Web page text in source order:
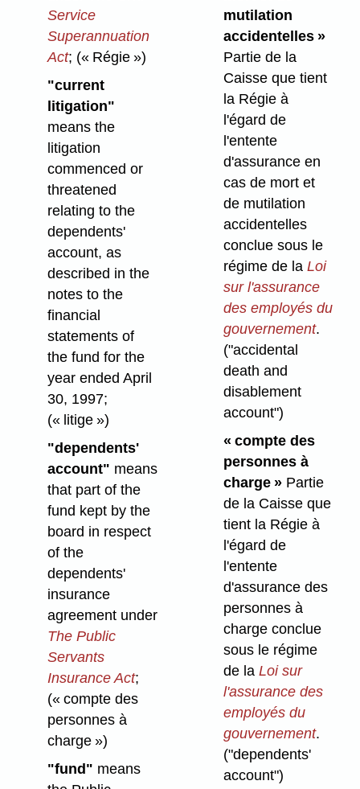
Service
Superannuation
Act; (« Régie »)
"current
litigation"
means the
litigation
commenced or
threatened
relating to the
dependents'
account, as
described in the
notes to the
financial
statements of
the fund for the
year ended April
30, 1997;
(« litige »)
"dependents'
account" means
that part of the
fund kept by the
board in respect
of the
dependents'
insurance
agreement under
The Public
Servants
Insurance Act;
(« compte des
personnes à
charge »)
"fund" means
mutilation
accidentelles »
Partie de la
Caisse que tient
la Régie à
l'égard de
l'entente
d'assurance en
cas de mort et
de mutilation
accidentelles
conclue sous le
régime de la Loi
sur l'assurance
des employés du
gouvernement.
("accidental
death and
disablement
account")
« compte des
personnes à
charge »Partie
de la Caisse que
tient la Régie à
l'égard de
l'entente
d'assurance des
personnes à
charge conclue
sous le régime
de la Loi sur
l'assurance des
employés du
gouvernement.
("dependents'
account")